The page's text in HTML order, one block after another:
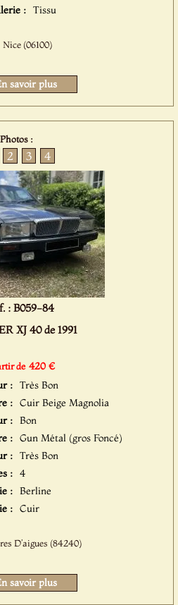
: Tissu
Nice (06100)
savoir plus
Photos :
2 3 4
: B059-84
XJ 40 de 1991
de 420 €
: Très Bon
: Cuir Beige Magnolia
: Bon
: Gun Métal (gros Foncé)
: Très Bon
: 4
: Berline
: Cuir
D’aigues (84240)
savoir plus